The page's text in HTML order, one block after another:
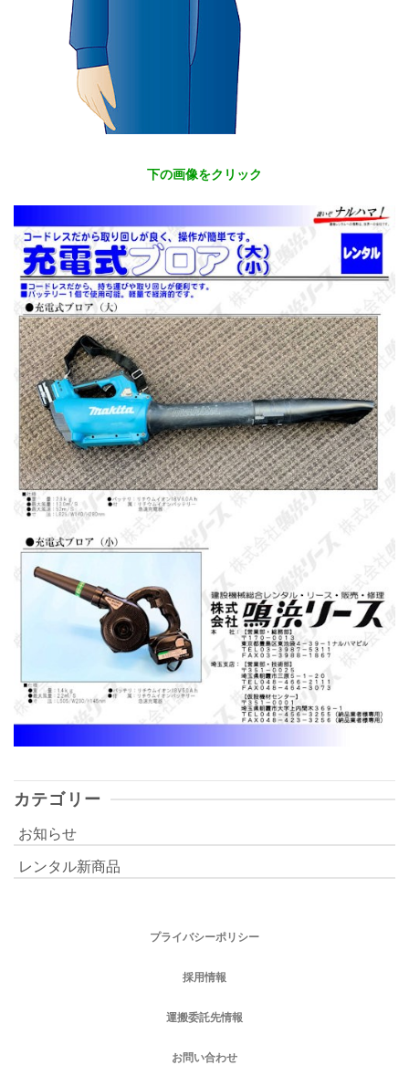
下の画像をクリック
カテゴリー
お知らせ
レンタル新商品
プライバシーポリシー
採用情報
運搬委託先情報
お問い合わせ